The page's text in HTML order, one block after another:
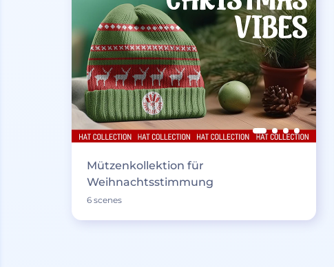
Mützenkollektion für
Weihnachtsstimmung
6 scenes